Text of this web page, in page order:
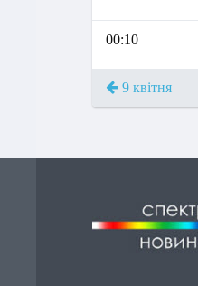
00:10
9 квітня